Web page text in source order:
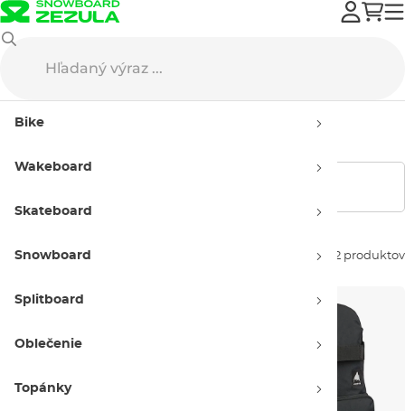
Bike
Wakeboard
Skateboard
Snowboard
Splitboard
Oblečenie
Topánky
Batohy do školy
Zoradiť podľa: 202 produktov